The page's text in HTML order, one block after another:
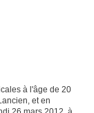
à l'âge de 20
et en